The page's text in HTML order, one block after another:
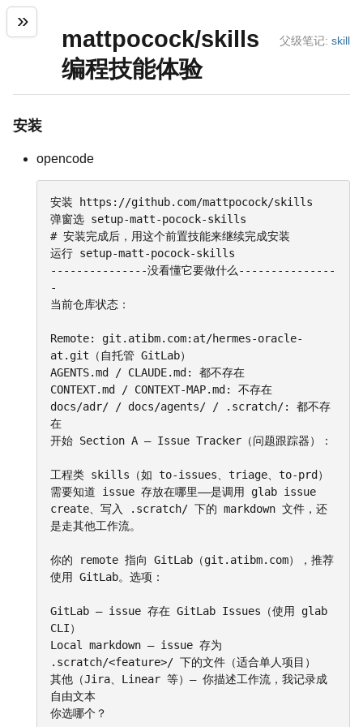
父级笔记: skill
mattpocock/skills
编程技能体验
安装
opencode
安装 https://github.com/mattpocock/skills
弹窗选 setup-matt-pocock-skills
# 安装完成后，用这个前置技能来继续完成安装
运行 setup-matt-pocock-skills
---------------没看懂它要做什么---------------
-
当前仓库状态：
Remote: git.atibm.com:at/hermes-oracle-
at.git（自托管 GitLab）
AGENTS.md / CLAUDE.md: 都不存在
CONTEXT.md / CONTEXT-MAP.md: 不存在
docs/adr/ / docs/agents/ / .scratch/: 都不存
在
开始 Section A — Issue Tracker（问题跟踪器）：
工程类 skills（如 to-issues、triage、to-prd）
需要知道 issue 存放在哪里——是调用 glab issue
create、写入 .scratch/ 下的 markdown 文件，还
是走其他工作流。
你的 remote 指向 GitLab（git.atibm.com），推荐
使用 GitLab。选项：
GitLab — issue 存在 GitLab Issues（使用 glab
CLI）
Local markdown — issue 存为
.scratch/<feature>/ 下的文件（适合单人项目）
其他（Jira、Linear 等）— 你描述工作流，我记录成
自由文本
你选哪个？